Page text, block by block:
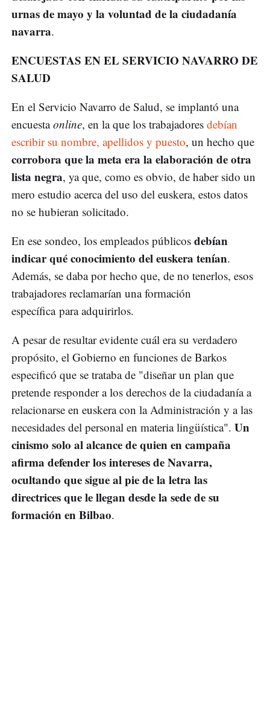
urnas de mayo y la voluntad de la ciudadanía
navarra.
ENCUESTAS EN EL SERVICIO NAVARRO DE
SALUD
En el Servicio Navarro de Salud, se implantó una
encuestaonline, en la que los trabajadores debían
escribir su nombre, apellidos y puesto, un hecho que
corrobora que la meta era la elaboración de otra
lista negra, ya que, como es obvio, de haber sido un
mero estudio acerca del uso del euskera, estos datos
no se hubieran solicitado.
En ese sondeo, los empleados públicos debían
indicar qué conocimiento del euskera tenían.
Además, se daba por hecho que, de no tenerlos, esos
trabajadores reclamarían una formación
específica para adquirirlos.
A pesar de resultar evidente cuál era su verdadero
propósito, el Gobierno en funciones de Barkos
especificó que se trataba de "diseñar un plan que
pretende responder a los derechos de la ciudadanía a
relacionarse en euskera con la Administración y a las
necesidades del personal en materia lingüística". Un
cinismo solo al alcance de quien en campaña
afirma defender los intereses de Navarra,
ocultando que sigue al pie de la letra las
directrices que le llegan desde la sede de su
formación en Bilbao.